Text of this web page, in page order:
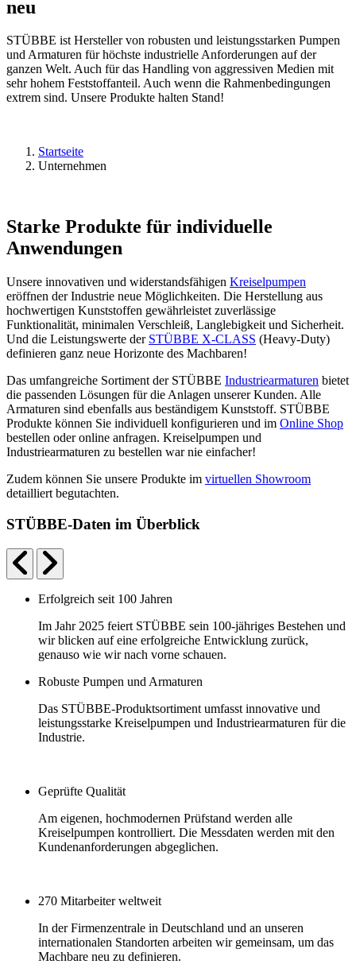
neu
STÜBBE ist Hersteller von robusten und leistungsstarken Pumpen
und Armaturen für höchste industrielle Anforderungen auf der
ganzen Welt. Auch für das Handling von aggressiven Medien mit
sehr hohem Feststoffanteil. Auch wenn die Rahmenbedingungen
extrem sind. Unsere Produkte halten Stand!
Startseite
Unternehmen
Starke Produkte für individuelle
Anwendungen
Unsere innovativen und widerstandsfähigen Kreiselpumpen
eröffnen der Industrie neue Möglichkeiten. Die Herstellung aus
hochwertigen Kunststoffen gewährleistet zuverlässige
Funktionalität, minimalen Verschleiß, Langlebigkeit und Sicherheit.
Und die Leistungswerte der STÜBBE X-CLASS (Heavy-Duty)
definieren ganz neue Horizonte des Machbaren!
Das umfangreiche Sortiment der STÜBBE Industriearmaturen bietet
die passenden Lösungen für die Anlagen unserer Kunden. Alle
Armaturen sind ebenfalls aus beständigem Kunststoff. STÜBBE
Produkte können Sie individuell konfigurieren und im Online Shop
bestellen oder online anfragen. Kreiselpumpen und
Industriearmaturen zu bestellen war nie einfacher!
Zudem können Sie unsere Produkte im virtuellen Showroom
detailliert begutachten.
STÜBBE-Daten im Überblick
Erfolgreich seit 100 Jahren
Im Jahr 2025 feiert STÜBBE sein 100-jähriges Bestehen und
wir blicken auf eine erfolgreiche Entwicklung zurück,
genauso wie wir nach vorne schauen.
Robuste Pumpen und Armaturen
Das STÜBBE-Produktsortiment umfasst innovative und
leistungsstarke Kreiselpumpen und Industriearmaturen für die
Industrie.
Geprüfte Qualität
Am eigenen, hochmodernen Prüfstand werden alle
Kreiselpumpen kontrolliert. Die Messdaten werden mit den
Kundenanforderungen abgeglichen.
270 Mitarbeiter weltweit
In der Firmenzentrale in Deutschland und an unseren
internationalen Standorten arbeiten wir gemeinsam, um das
Machbare neu zu definieren.